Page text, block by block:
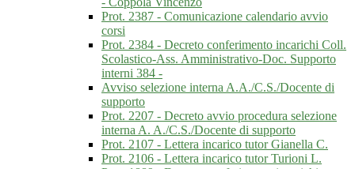
Prot. 2387 - Comunicazione calendario avvio
corsi
Prot. 2384 - Decreto conferimento incarichi Coll.
Scolastico-Ass. Amministrativo-Doc. Supporto
interni 384 -
Avviso selezione interna A.A./C.S./Docente di
supporto
Prot. 2207 - Decreto avvio procedura selezione
interna A. A./C.S./Docente di supporto
Prot. 2107 - Lettera incarico tutor Gianella C.
Prot. 2106 - Lettera incarico tutor Turioni L.